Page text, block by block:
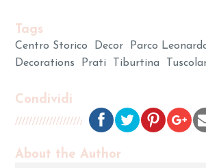
Tags
Centro Storico Decor Parco
Decorations
Prati Tiburtina
Condividi
About the Author